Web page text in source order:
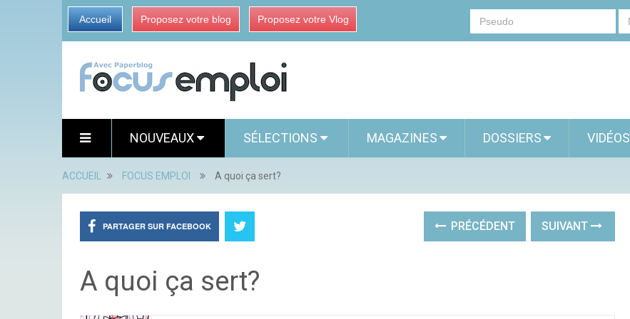
Accueil Proposez votre blog Proposez votre Vlog
NOUVEAUX SÉLECTIONS MAGAZINES DOSSIERS VIDÉOS
ACCUEIL FOCUS EMPLOI A quoi ça sert?
PARTAGER SUR FACEBOOK PRÉCÉDENT SUIVANT
A quoi ça sert?